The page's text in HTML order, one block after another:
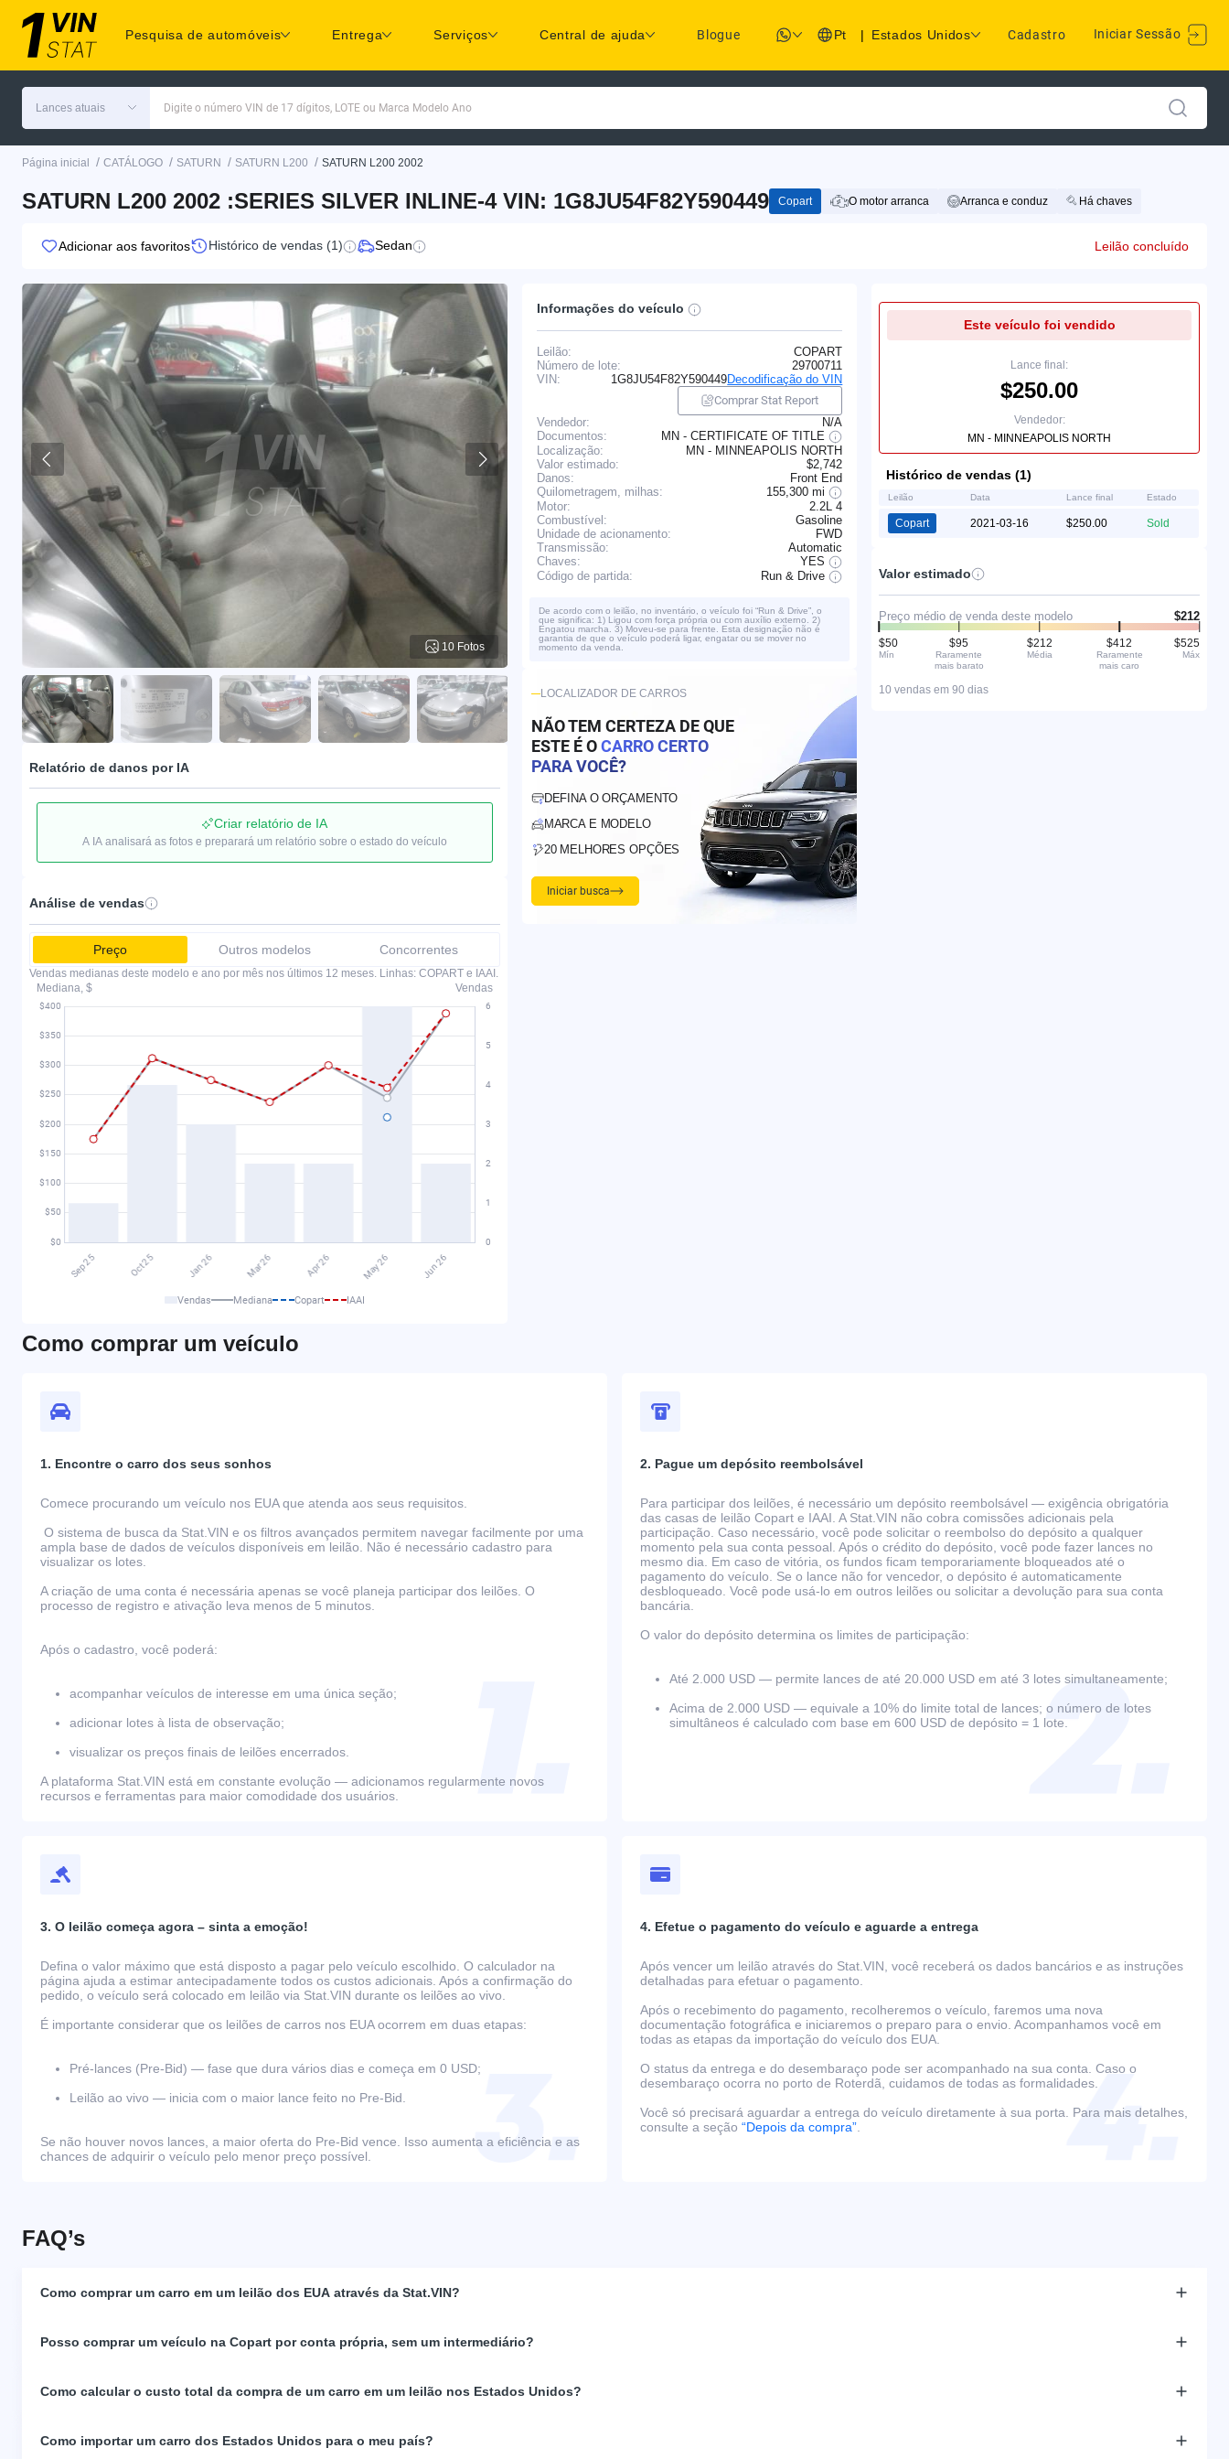
Pesquisa de automóveis Entrega Serviços Central de ajuda Blogue Pt | Estados Unidos Cadastro Iniciar Sessão
Lances atuais Digite o número VIN de 17 dígitos, LOTE ou Marca Modelo Ano
Página inicial / CATÁLOGO / SATURN / SATURN L200 / SATURN L200 2002
SATURN L200 2002 :SERIES SILVER INLINE-4 VIN: 1G8JU54F82Y590449 Copart O motor arranca Arranca e conduz Há chaves
Adicionar aos favoritos Histórico de vendas (1) Sedan Leilão concluído
10 Fotos
Relatório de danos por IA
Criar relatório de IA
A IA analisará as fotos e preparará um relatório sobre o estado do veículo
Análise de vendas
Preço Outros modelos Concorrentes
Vendas medianas deste modelo e ano por mês nos últimos 12 meses. Linhas: COPART e IAAI.
Mediana, $
Vendas
Vendas Mediana Copart IAAI
Informações do veículo
Leilão:
COPART
Número de lote:
29700711
VIN:
1G8JU54F82Y590449Decodificação do VIN
Comprar Stat Report
Vendedor:
N/A
Documentos:
MN - CERTIFICATE OF TITLE
Localização:
MN - MINNEAPOLIS NORTH
Valor estimado:
$2,742
Danos:
Front End
Quilometragem, milhas:
155,300 mi
Motor:
2.2L 4
Combustível:
Gasoline
Unidade de acionamento:
FWD
Transmissão:
Automatic
Chaves:
YES
Código de partida:
Run & Drive
De acordo com o leilão, no inventário, o veículo foi “Run & Drive”, o
que significa: 1) Ligou com força própria ou com auxílio externo. 2)
Engatou marcha. 3) Moveu-se para frente. Esta designação não é
garantia de que o veículo poderá ligar, engatar ou se mover no
momento da venda.
LOCALIZADOR DE CARROS
NÃO TEM CERTEZA DE QUE
ESTE É OCARRO CERTO
PARA VOCÊ?
DEFINA O ORÇAMENTO
MARCA E MODELO
20 MELHORES OPÇÕES
Iniciar busca
Este veículo foi vendido
Lance final:
$250.00
Vendedor:
MN - MINNEAPOLIS NORTH
Histórico de vendas (1)
Leilão Data Lance final Estado
Copart 2021-03-16 $250.00 Sold
Valor estimado
Preço médio de venda deste modelo $212
$50
Mín
$95
Raramente
mais barato
$212
Média
$412
Raramente
mais caro
$525
Máx
10 vendas em 90 dias
Como comprar um veículo
1. Encontre o carro dos seus sonhos
Comece procurando um veículo nos EUA que atenda aos seus requisitos.
O sistema de busca da Stat.VIN e os filtros avançados permitem navegar facilmente por uma
ampla base de dados de veículos disponíveis em leilão. Não é necessário cadastro para
visualizar os lotes.
A criação de uma conta é necessária apenas se você planeja participar dos leilões. O
processo de registro e ativação leva menos de 5 minutos.
Após o cadastro, você poderá:
acompanhar veículos de interesse em uma única seção;
adicionar lotes à lista de observação;
visualizar os preços finais de leilões encerrados.
A plataforma Stat.VIN está em constante evolução — adicionamos regularmente novos
recursos e ferramentas para maior comodidade dos usuários.
2. Pague um depósito reembolsável
Para participar dos leilões, é necessário um depósito reembolsável — exigência obrigatória
das casas de leilão Copart e IAAI. A Stat.VIN não cobra comissões adicionais pela
participação. Caso necessário, você pode solicitar o reembolso do depósito a qualquer
momento pela sua conta pessoal. Após o crédito do depósito, você pode fazer lances no
mesmo dia. Em caso de vitória, os fundos ficam temporariamente bloqueados até o
pagamento do veículo. Se o lance não for vencedor, o depósito é automaticamente
desbloqueado. Você pode usá-lo em outros leilões ou solicitar a devolução para sua conta
bancária.
O valor do depósito determina os limites de participação:
Até 2.000 USD — permite lances de até 20.000 USD em até 3 lotes simultaneamente;
Acima de 2.000 USD — equivale a 10% do limite total de lances; o número de lotes
simultâneos é calculado com base em 600 USD de depósito = 1 lote.
3. O leilão começa agora – sinta a emoção!
Defina o valor máximo que está disposto a pagar pelo veículo escolhido. O calculador na
página ajuda a estimar antecipadamente todos os custos adicionais. Após a confirmação do
pedido, o veículo será colocado em leilão via Stat.VIN durante os leilões ao vivo.
É importante considerar que os leilões de carros nos EUA ocorrem em duas etapas:
Pré-lances (Pre-Bid) — fase que dura vários dias e começa em 0 USD;
Leilão ao vivo — inicia com o maior lance feito no Pre-Bid.
Se não houver novos lances, a maior oferta do Pre-Bid vence. Isso aumenta a eficiência e as
chances de adquirir o veículo pelo menor preço possível.
4. Efetue o pagamento do veículo e aguarde a entrega
Após vencer um leilão através do Stat.VIN, você receberá os dados bancários e as instruções
detalhadas para efetuar o pagamento.
Após o recebimento do pagamento, recolheremos o veículo, faremos uma nova
documentação fotográfica e iniciaremos o preparo para o envio. Acompanhamos você em
todas as etapas da importação do veículo dos EUA.
O status da entrega e do desembaraço pode ser acompanhado na sua conta. Caso o
desembaraço ocorra no porto de Roterdã, cuidamos de todas as formalidades.
Você só precisará aguardar a entrega do veículo diretamente à sua porta. Para mais detalhes,
consulte a seção “Depois da compra”
FAQ’s
Como comprar um carro em um leilão dos EUA através da Stat.VIN?
Posso comprar um veículo na Copart por conta própria, sem um intermediário?
Como calcular o custo total da compra de um carro em um leilão nos Estados Unidos?
Como importar um carro dos Estados Unidos para o meu país?